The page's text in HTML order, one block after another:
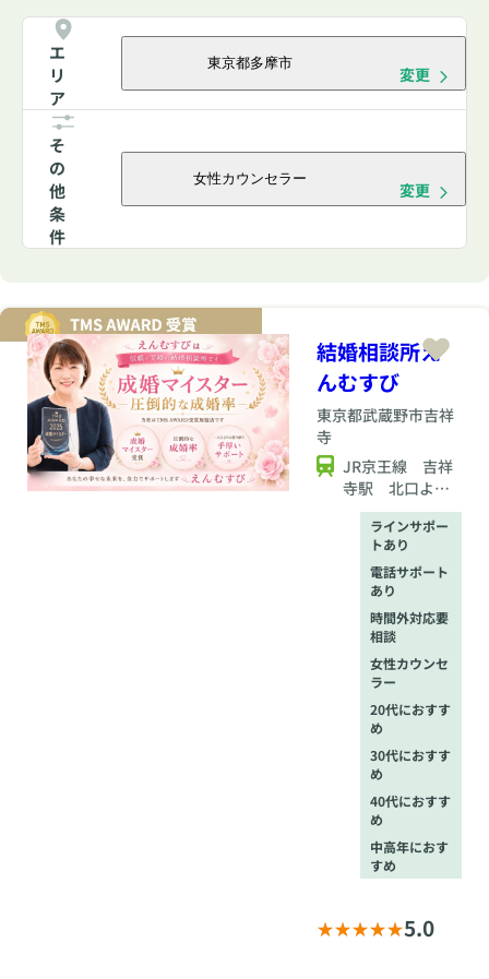
エ
リ
ア
東京都多摩市
変更
そ
の
他
条
件
女性カウンセラー
変更
結婚相談所え
んむすび
東京都武蔵野市吉祥
寺
JR京王線 吉祥
寺駅 北口より2
ラインサポー
トあり
電話サポート
あり
時間外対応要
相談
女性カウンセ
ラー
20代におすす
め
30代におすす
め
40代におすす
め
中高年におす
すめ
5.0